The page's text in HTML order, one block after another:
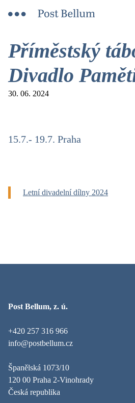
Příměstský
Divadlo
30. 06. 2024
15.7.- 19.7. Praha
Letní divadelní dílny 2024
Post Bellum, z. ú.
+420 257 316 966
info@postbellum.cz
Španělská 1073/10
120 00 Praha 2-Vinohrady
Česká republika